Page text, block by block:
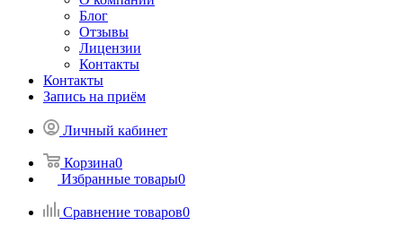
Блог
Отзывы
Лицензии
Контакты
Контакты
Запись на приём
Личный кабинет
Корзина0
Избранные товары0
Сравнение товаров0